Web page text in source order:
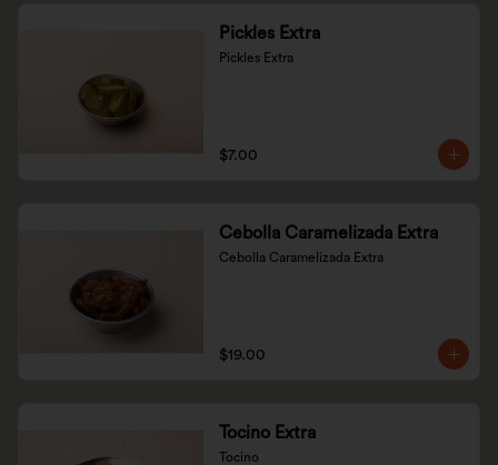
Pickles Extra
Pickles Extra
$7.00
Cebolla Caramelizada Extra
Cebolla Caramelizada Extra
$19.00
Tocino Extra
Tocino